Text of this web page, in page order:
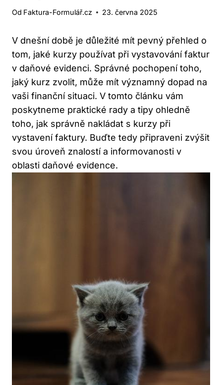
Od Faktura-Formulář.cz 23. června 2025
V dnešní době je důležité mít pevný přehled o
tom, jaké kurzy používat při vystavování faktur
v daňové evidenci. Správné pochopení toho,
jaký kurz zvolit, může mít významný dopad na
vaši finanční situaci. V tomto článku vám
poskytneme praktické rady a tipy ohledně
toho, jak správně nakládat s kurzy při
vystavení faktury. Buďte tedy připraveni zvýšit
svou úroveň znalostí a informovanosti v
oblasti daňové evidence.